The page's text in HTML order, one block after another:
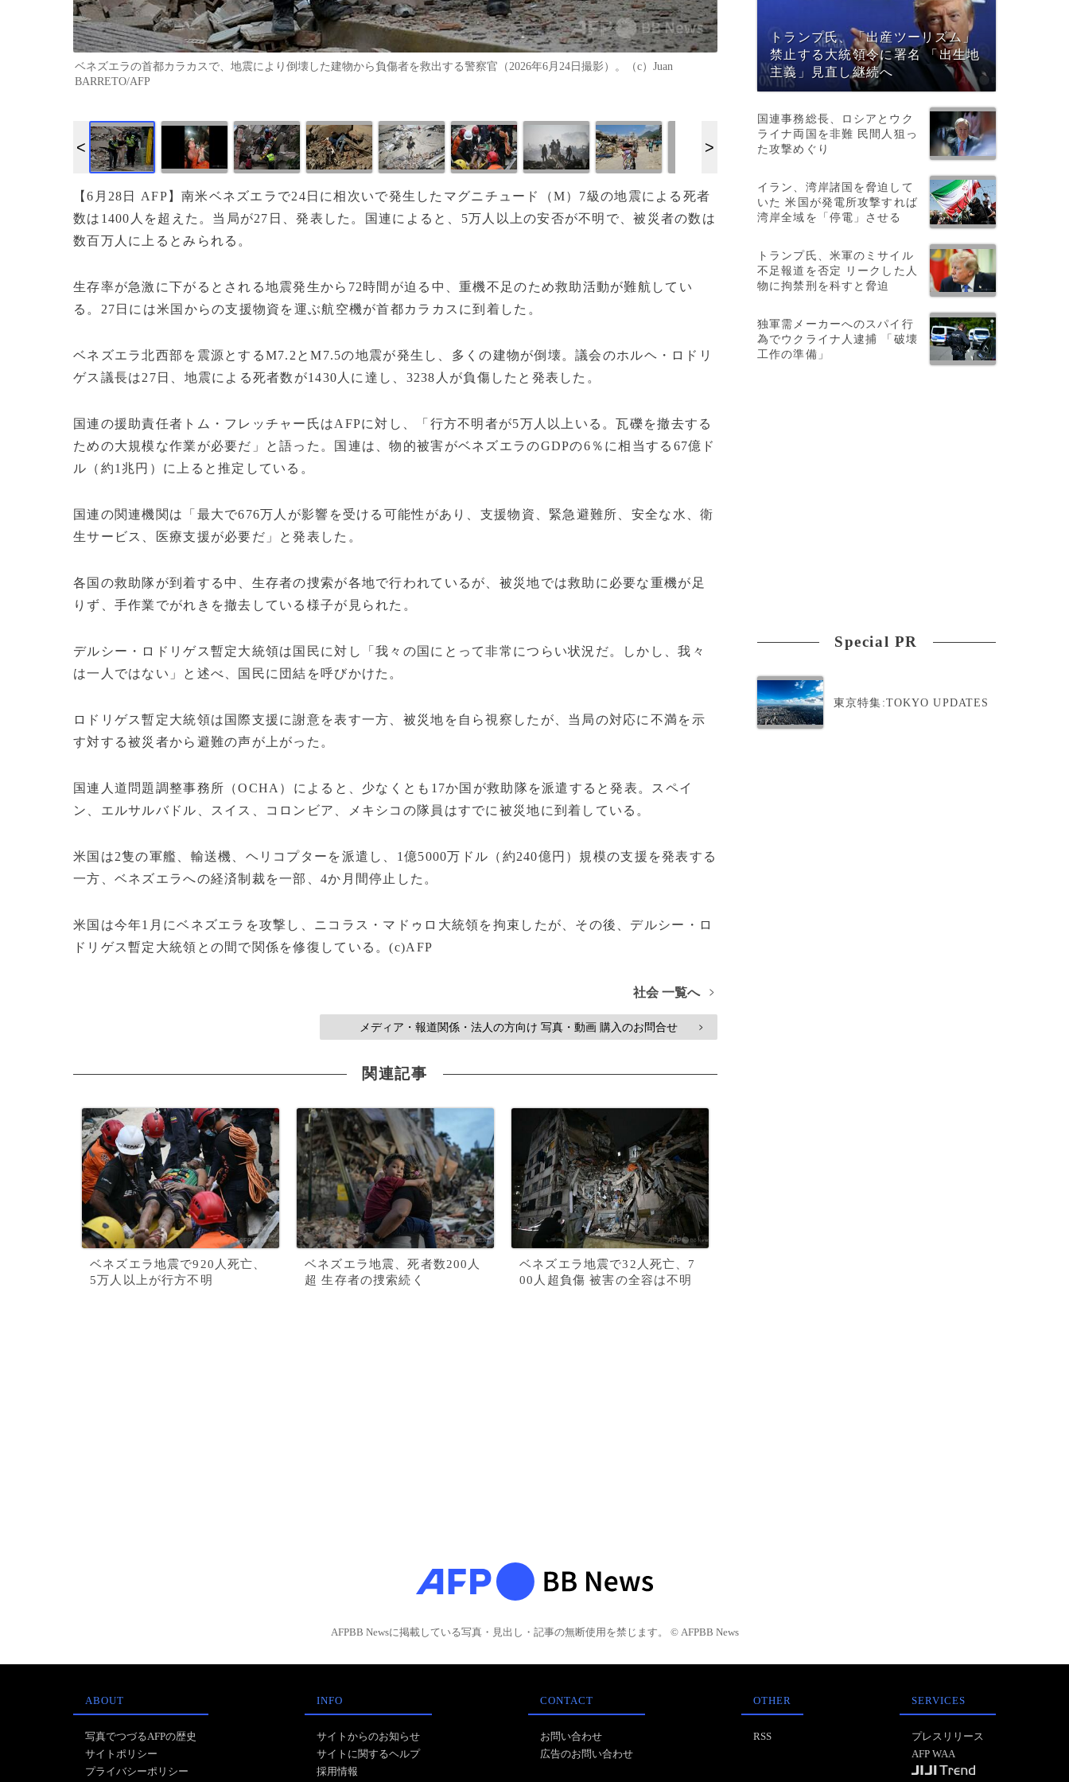
ベネズエラの首都カラカスで、地震により倒壊した建物から負傷者を救出する警察官（2026年6月24日撮影）。（c）Juan
BARRETO/AFP
【6月28日 AFP】南米ベネズエラで24日に相次いで発生したマグニチュード（M）7級の地震による死者
数は1400人を超えた。当局が27日、発表した。国連によると、5万人以上の安否が不明で、被災者の数は
数百万人に上るとみられる。
生存率が急激に下がるとされる地震発生から72時間が迫る中、重機不足のため救助活動が難航してい
る。27日には米国からの支援物資を運ぶ航空機が首都カラカスに到着した。
ベネズエラ北西部を震源とするM7.2とM7.5の地震が発生し、多くの建物が倒壊。議会のホルヘ・ロドリ
ゲス議長は27日、地震による死者数が1430人に達し、3238人が負傷したと発表した。
国連の援助責任者トム・フレッチャー氏はAFPに対し、「行方不明者が5万人以上いる。瓦礫を撤去する
ための大規模な作業が必要だ」と語った。国連は、物的被害がベネズエラのGDPの6％に相当する67億ド
ル（約1兆円）に上ると推定している。
国連の関連機関は「最大で676万人が影響を受ける可能性があり、支援物資、緊急避難所、安全な水、衛
生サービス、医療支援が必要だ」と発表した。
各国の救助隊が到着する中、生存者の捜索が各地で行われているが、被災地では救助に必要な重機が足
りず、手作業でがれきを撤去している様子が見られた。
デルシー・ロドリゲス暫定大統領は国民に対し「我々の国にとって非常につらい状況だ。しかし、我々
は一人ではない」と述べ、国民に団結を呼びかけた。
ロドリゲス暫定大統領は国際支援に謝意を表す一方、被災地を自ら視察したが、当局の対応に不満を示
す対する被災者から避難の声が上がった。
国連人道問題調整事務所（OCHA）によると、少なくとも17か国が救助隊を派遣すると発表。スペイ
ン、エルサルバドル、スイス、コロンビア、メキシコの隊員はすでに被災地に到着している。
米国は2隻の軍艦、輸送機、ヘリコプターを派遣し、1億5000万ドル（約240億円）規模の支援を発表する
一方、ベネズエラへの経済制裁を一部、4か月間停止した。
米国は今年1月にベネズエラを攻撃し、ニコラス・マドゥロ大統領を拘束したが、その後、デルシー・ロ
ドリゲス暫定大統領との間で関係を修復している。(c)AFP
社会 一覧へ >
メディア・報道関係・法人の方向け 写真・動画 購入のお問合せ >
関連記事
ベネズエラ地震で920人死亡、
5万人以上が行方不明
ベネズエラ地震、死者数200人
超 生存者の捜索続く
ベネズエラ地震で32人死亡、7
00人超負傷 被害の全容は不明
トランプ氏、「出産ツーリズム」
禁止する大統領令に署名 「出生地
主義」見直し継続へ
国連事務総長、ロシアとウク
ライナ両国を非難 民間人狙っ
た攻撃めぐり
イラン、湾岸諸国を脅迫して
いた 米国が発電所攻撃すれば
湾岸全域を「停電」させる
トランプ氏、米軍のミサイル
不足報道を否定 リークした人
物に拘禁刑を科すと脅迫
独軍需メーカーへのスパイ行
為でウクライナ人逮捕 「破壊
工作の準備」
Special PR
東京特集:TOKYO UPDATES
AFPBB Newsに掲載している写真・見出し・記事の無断使用を禁じます。 © AFPBB News
ABOUT
写真でつづるAFPの歴史
サイトポリシー
プライバシーポリシー
INFO
サイトからのお知らせ
サイトに関するヘルプ
採用情報
CONTACT
お問い合わせ
広告のお問い合わせ
OTHER
RSS
SERVICES
プレスリリース
AFP WAA